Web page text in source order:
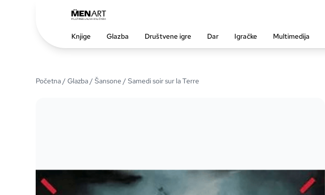
Knjige Glazba Društvene igre Dar Igračke Multimedija
Početna/ Glazba/ Šansone / Samedi soir sur la Terre